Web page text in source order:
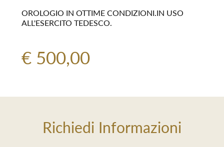
OROLOGIO IN OTTIME CONDIZIONI.IN USO
ALL'ESERCITO TEDESCO.
€ 500,00
Richiedi Informazioni